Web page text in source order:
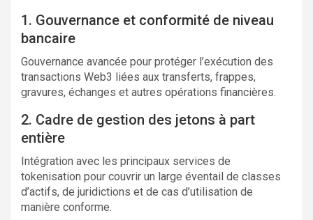
1. Gouvernance et conformité de niveau
bancaire
Gouvernance avancée pour protéger l’exécution des
transactions Web3 liées aux transferts, frappes,
gravures, échanges et autres opérations financières.
2. Cadre de gestion des jetons à part
entière
Intégration avec les principaux services de
tokenisation pour couvrir un large éventail de classes
d’actifs, de juridictions et de cas d’utilisation de
manière conforme.